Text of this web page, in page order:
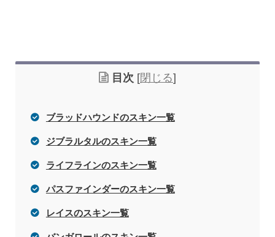
目次 [閉じる]
ブラッドハウンドのスキン一覧
ジブラルタルのスキン一覧
ライフラインのスキン一覧
パスファインダーのスキン一覧
レイスのスキン一覧